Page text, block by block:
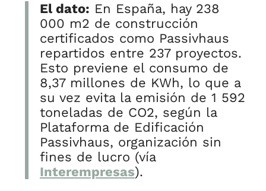
El dato: En España, hay 238
000 m2 de construcción
certificados como Passivhaus
repartidos entre 237 proyectos.
Esto previene el consumo de
8,37 millones de KWh, lo que a
su vez evita la emisión de 1 592
toneladas de CO2, según la
Plataforma de Edificación
Passivhaus, organización sin
fines de lucro (vía
Interempresas).